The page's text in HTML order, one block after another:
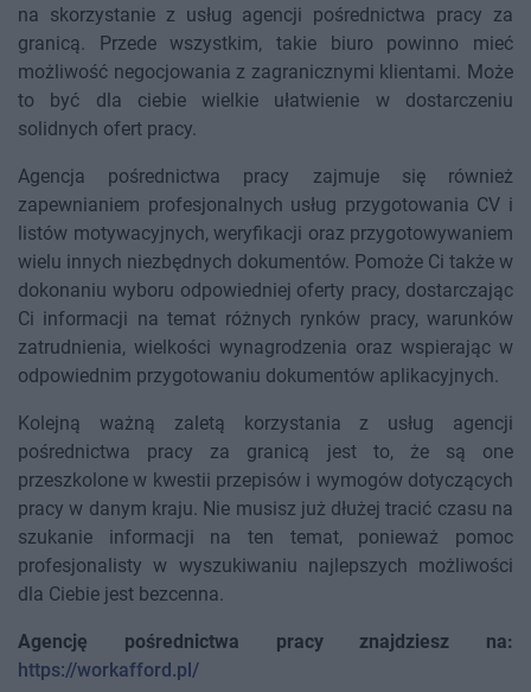
na skorzystanie z usług agencji pośrednictwa pracy za
granicą. Przede wszystkim, takie biuro powinno mieć
możliwość negocjowania z zagranicznymi klientami. Może
to być dla ciebie wielkie ułatwienie w dostarczeniu
solidnych ofert pracy.
Agencja pośrednictwa pracy zajmuje się również
zapewnianiem profesjonalnych usług przygotowania CV i
listów motywacyjnych, weryfikacji oraz przygotowywaniem
wielu innych niezbędnych dokumentów. Pomoże Ci także w
dokonaniu wyboru odpowiedniej oferty pracy, dostarczając
Ci informacji na temat różnych rynków pracy, warunków
zatrudnienia, wielkości wynagrodzenia oraz wspierając w
odpowiednim przygotowaniu dokumentów aplikacyjnych.
Kolejną ważną zaletą korzystania z usług agencji
pośrednictwa pracy za granicą jest to, że są one
przeszkolone w kwestii przepisów i wymogów dotyczących
pracy w danym kraju. Nie musisz już dłużej tracić czasu na
szukanie informacji na ten temat, ponieważ pomoc
profesjonalisty w wyszukiwaniu najlepszych możliwości
dla Ciebie jest bezcenna.
Agencję pośrednictwa pracy znajdziesz na:
https://workafford.pl/